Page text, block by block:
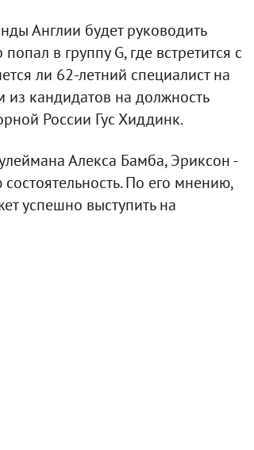
Англии будет руководить
в группу G, где встретится с
ли 62-летний специалист на
кандидатов на должность
России Гус Хиддинк.
Алекса Бамба, Эриксон -
По его мнению,
успешно выступить на